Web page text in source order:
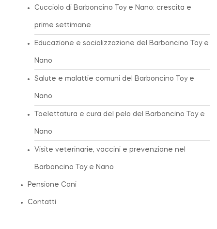
Cucciolo di Barboncino Toy e Nano: crescita e
prime settimane
Educazione e socializzazione del Barboncino Toy e
Nano
Salute e malattie comuni del Barboncino Toy e
Nano
Toelettatura e cura del pelo del Barboncino Toy e
Nano
Visite veterinarie, vaccini e prevenzione nel
Barboncino Toy e Nano
Pensione Cani
Contatti